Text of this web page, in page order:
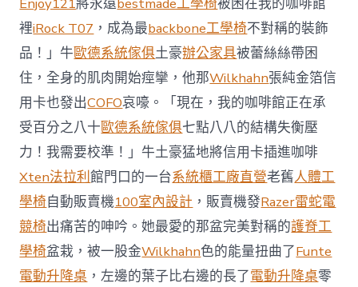
與
柔
佛
J
億
嵐
辦
公
室
設
計
DT
踢
友
誼
賽〉
中
Enjoy121將永遠bestmade工學椅被困在我的咖啡館
裡iRock T07 ，成為最backbone工學椅不對稱的裝飾
品！」牛歐德系統傢俱土豪辦公家具被蕾絲絲帶困
住，全身的肌肉開始痙攣，他那Wilkhahn張純金箔信
用卡也發出COFO哀嚎。「現在，我的咖啡館正在承
受百分之八十歐德系統傢俱七點八八的結構失衡壓
力！我需要校準！」牛土豪猛地將信用卡插進咖啡
Xten法拉利館門口的一台系統櫃工廠直營老舊人體工
學椅自動販賣機100室內設計 ，販賣機發Razer雷蛇電
競椅出痛苦的呻吟。她最愛的那盆完美對稱的護脊工
學椅盆栽，被一股金Wilkhahn色的能量扭曲了Funte
電動升降桌 ，左邊的葉子比右邊的長了電動升降桌零